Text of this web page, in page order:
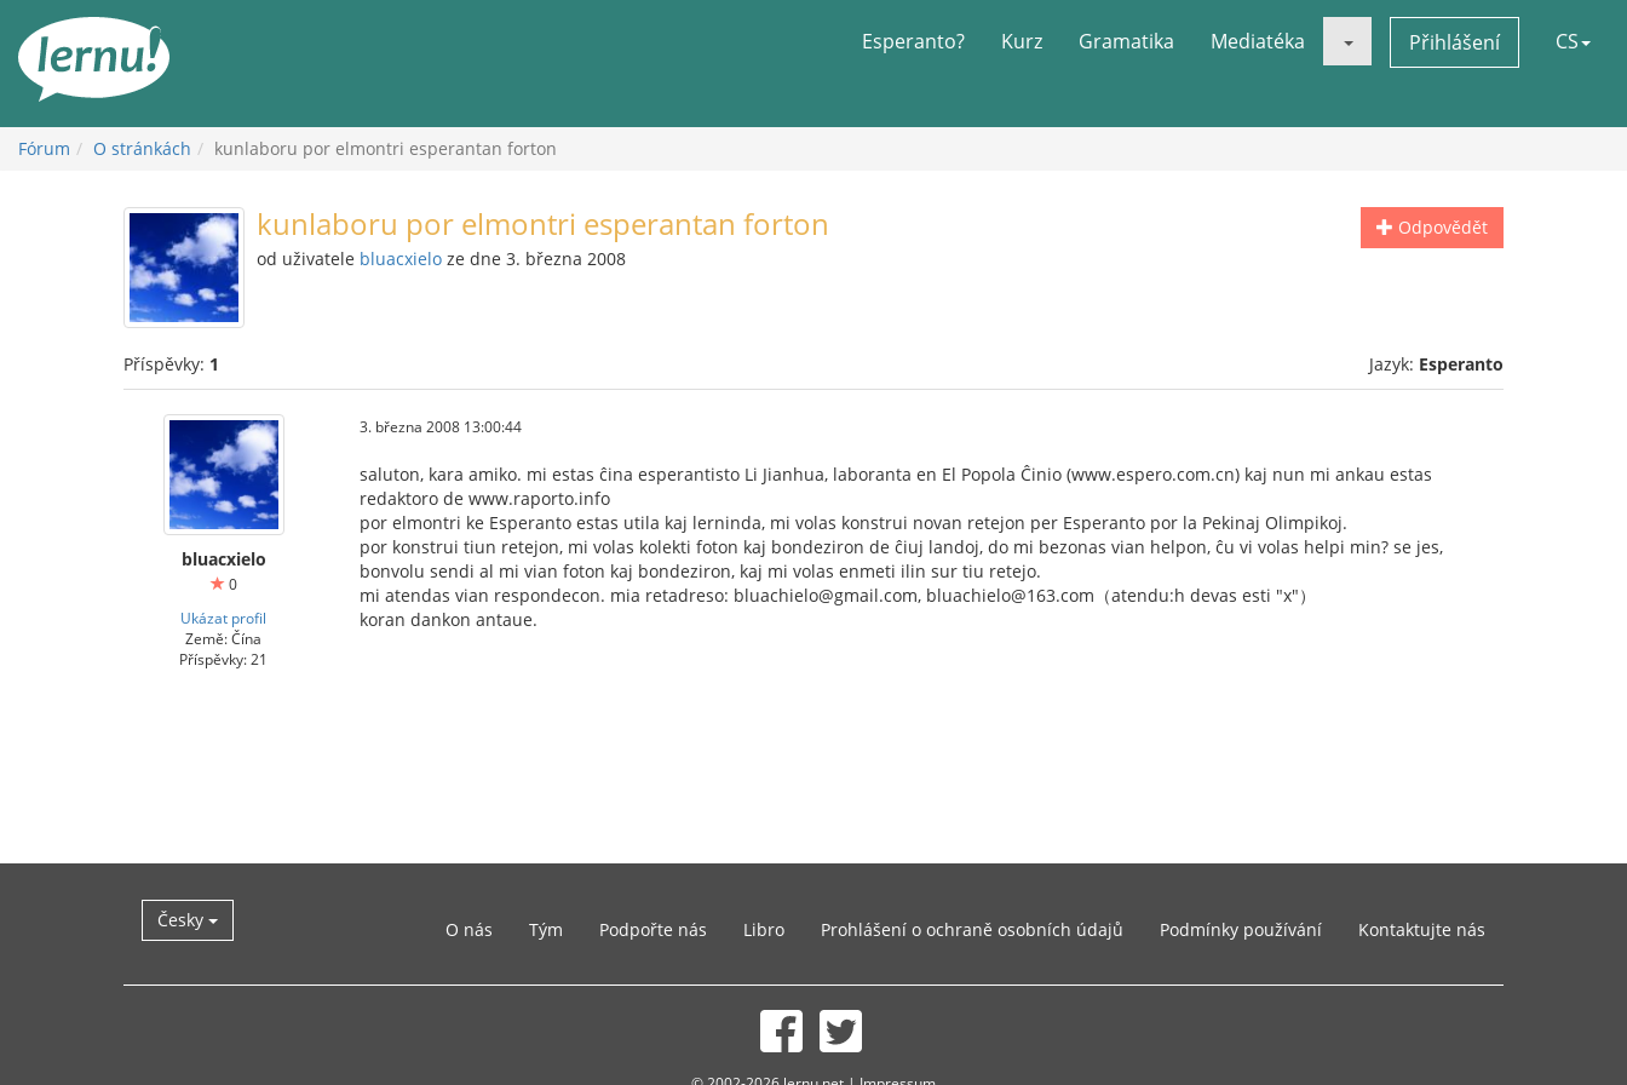
obsahu
Esperanto? Kurz Gramatika Mediatéka Přihlášení CS
Fórum O stránkách kunlaboru por elmontri esperantan forton
Odpovědět
kunlaboru por elmontri esperantan forton
od uživatele bluacxielo ze dne 3. března 2008
Příspěvky: 1 Jazyk: Esperanto
bluacxielo
0
Ukázat profil
Země: Čína
Příspěvky: 21
3. března 2008 13:00:44
saluton, kara amiko. mi estas ĉina esperantisto Li Jianhua, laboranta en El Popola Ĉinio (www.espero.com.cn) kaj nun mi ankau estas
redaktoro de www.raporto.info
por elmontri ke Esperanto estas utila kaj lerninda, mi volas konstrui novan retejon per Esperanto por la Pekinaj Olimpikoj.
por konstrui tiun retejon, mi volas kolekti foton kaj bondeziron de ĉiuj landoj, do mi bezonas vian helpon, ĉu vi volas helpi min? se jes,
bonvolu sendi al mi vian foton kaj bondeziron, kaj mi volas enmeti ilin sur tiu retejo.
mi atendas vian respondecon. mia retadreso: bluachielo@gmail.com, bluachielo@163.com（atendu:h devas esti "x"）
koran dankon antaue.
Česky O nás Tým Podpořte nás Libro Prohlášení o ochraně osobních údajů Podmínky používání Kontaktujte nás